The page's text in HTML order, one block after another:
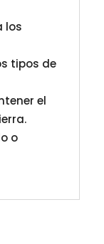
los
tipos de
el
o